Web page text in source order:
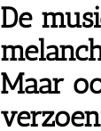
De
Maar